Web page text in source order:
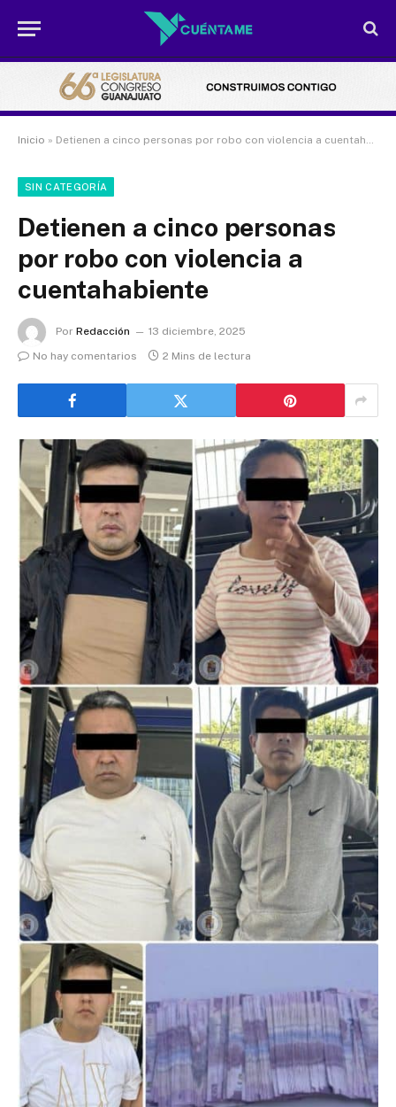
Inicio » Detienen a cinco personas por robo con violencia a cuentahabiente
SIN CATEGORÍA
Detienen a cinco personas
por robo con violencia a
cuentahabiente
Por Redacción
13 diciembre, 2025
No hay comentarios
2 Mins de lectura